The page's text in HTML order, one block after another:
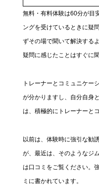
無料・有料体験は60分が目
ングを受けているときに疑
ずその場で聞いて解決する
疑問に感じたことはすぐに
トレーナーとコミュニケー
が分かりますし、自分自身
は、積極的にトレーナーと
以前は、体験時に強引な勧
が、最近は、そのようなジ
は口コミをご覧ください。
ミに書かれています。